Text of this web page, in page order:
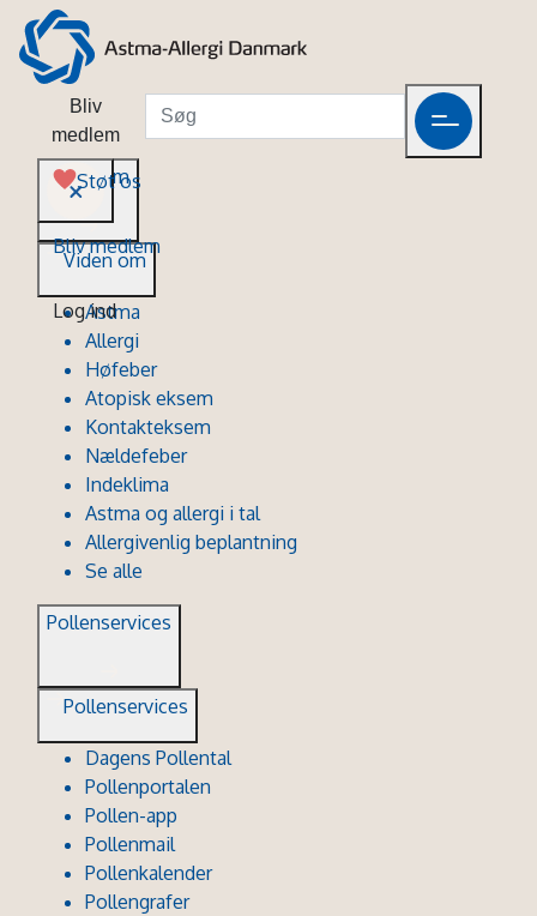
Bliv
medlem
Støt os
Bliv medlem
Log ind
Viden om
Viden om
Astma
Allergi
Høfeber
Atopisk eksem
Kontakteksem
Nældefeber
Indeklima
Astma og allergi i tal
Allergivenlig beplantning
Se alle
Pollenservices
Pollenservices
Dagens Pollental
Pollenportalen
Pollen-app
Pollenmail
Pollenkalender
Pollengrafer